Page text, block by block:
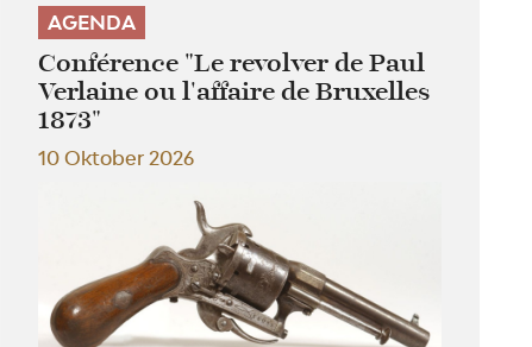
AGENDA
Conférence "Le revolver de Paul
Verlaine ou l'affaire de Bruxelles
1873"
10 Oktober 2026